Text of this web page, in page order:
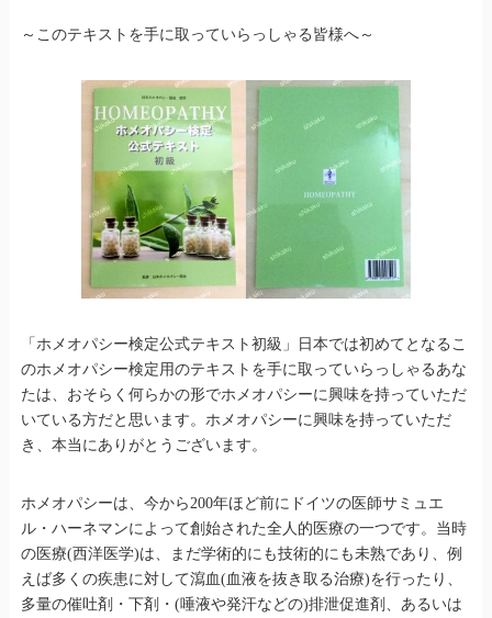
～このテキストを手に取っていらっしゃる皆様へ～
「ホメオパシー検定公式テキスト初級」日本では初めてとなるこ
のホメオパシー検定用のテキストを手に取っていらっしゃるあな
たは、おそらく何らかの形でホメオパシーに興味を持っていただ
いている方だと思います。ホメオパシーに興味を持っていただ
き、本当にありがとうございます。
ホメオパシーは、今から200年ほど前にドイツの医師サミュエ
ル・ハーネマンによって創始された全人的医療の一つです。当時
の医療(西洋医学)は、まだ学術的にも技術的にも未熟であり、例
えば多くの疾患に対して瀉血(血液を抜き取る治療)を行ったり、
多量の催吐剤・下剤・(唾液や発汗などの)排泄促進剤、あるいは